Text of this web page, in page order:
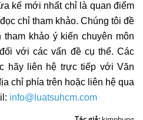
kế mới nhấtchỉ là quan điểm
chỉ tham khảo. Chúng tôi đề
khảo ý kiến chuyên môn
với các vấn đề cụ thể. Các
hãy liên hệ trực tiếp với Văn
chỉ phía trên hoặc liên hệ qua
info@luatsuhcm.com